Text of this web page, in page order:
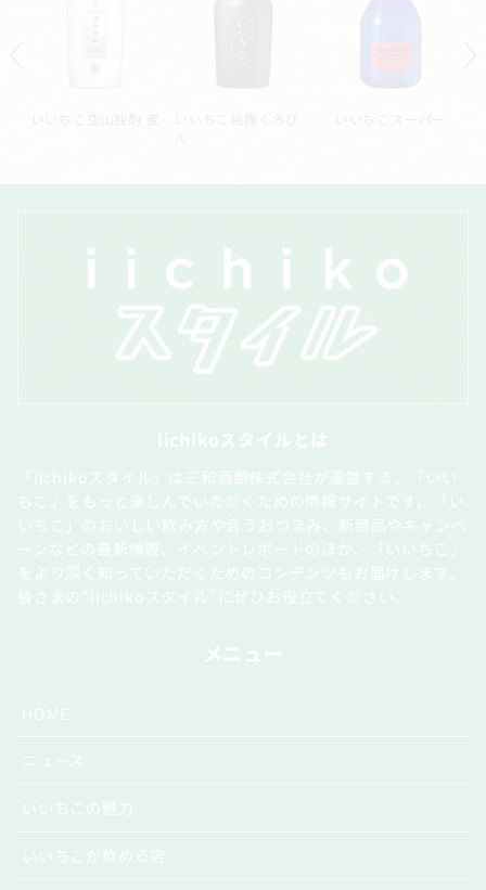
iichikoスタイルとは
「iichikoスタイル」は三和酒類株式会社が運営する、「いい
ちこ」をもっと楽しんでいただくための情報サイトです。「い
いちこ」のおいしい飲み方や合うおつまみ、新商品やキャンペ
ーンなどの最新情報、イベントレポートのほか、「いいちこ」
をより深く知っていただくためのコンテンツもお届けします。
皆さまの“iichikoスタイル”にぜひお役立てください。
メニュー
HOME
ニュース
いいちこの魅力
いいちこが飲める店